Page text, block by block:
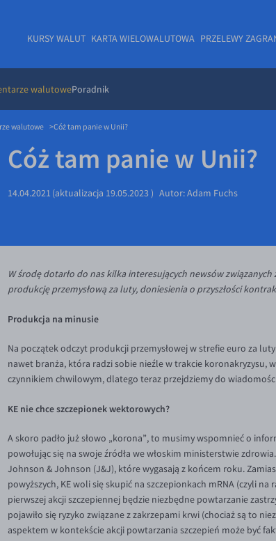
KURSY WALUT KARTA WIELOWALUTOWA PRZELEWY
walutowePoradnik
walutowe Cóż tam panie w Unii?
Cóż tam panie w Unii?
14.04.2021 (aktualizacja 19.05.2023 ) Autor:Adam Fuchs
W środę dotarło do nas kilka interesujących newsów
produkcję przemysłową za luty, doniesienia o przyszłości
Produkcja na minusie
Na początek odczyt produkcji przemysłowej w strefie euro za
nawet branża, która radzi sobie nieźle w trakcie
czynnikiem chwilowym, dlatego teraz przejdziemy do
KE nie chce szczepionek wektorowych?
A skoro padło już słowo „korona”, to musimy wspomnieć o
powołując się na swoje źródła we włoskim ministerstwie
Johnson & Johnson (J&J), które wygasają z końcem roku.
powyższych, KE woli się skupić na szczepionkach mRNA (czyli
pierwszej akcji szczepiennej będzie niezbędne powtarzanie
pojawiło się ryzyko związane z zakrzepami krwi (chociaż są to
aspektem w kontekście akcji powtarzania szczepień może być